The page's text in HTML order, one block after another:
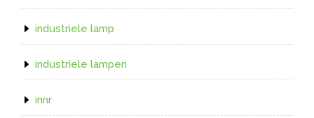
industriele lamp
industriele lampen
innr